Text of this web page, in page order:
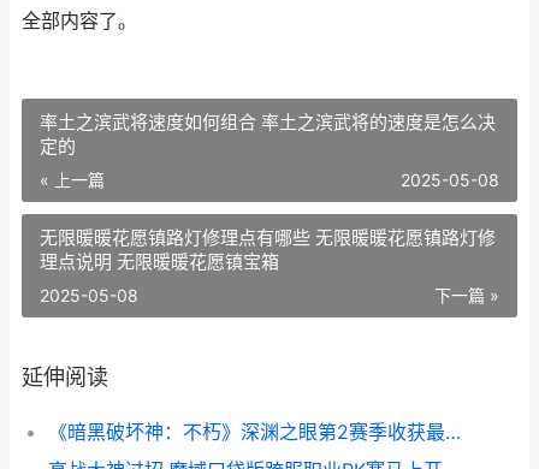
全部内容了。
率土之滨武将速度如何组合 率土之滨武将的速度是怎么决
定的
« 上一篇 2025-05-08
无限暖暖花愿镇路灯修理点有哪些 无限暖暖花愿镇路灯修
理点说明 无限暖暖花愿镇宝箱
下一篇 »
2025-05-08
延伸阅读
《暗黑破坏神：不朽》深渊之眼第2赛季收获最新魔神技能装备 暗黑破坏神2手机单机版